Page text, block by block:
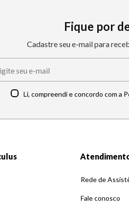
Fique por
Cadastre seu e-mail para
Li, compreendi e concordo com a
Rede de
Fale conosco